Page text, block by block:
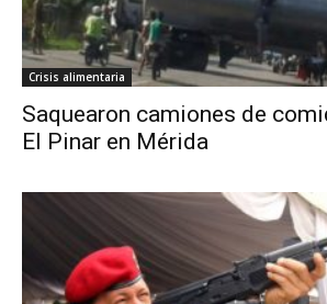
Crisis alimentaria
Saquearon camiones de
El Pinar en Mérida